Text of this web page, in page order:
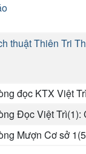
thuật Thiên Tri
đọc KTX Việt
Đọc Việt Trì(1):
Mượn Cơ sở